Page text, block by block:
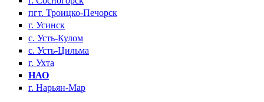
пгт. Троицко-Печорск
г. Усинск
с. Усть-Кулом
с. Усть-Цильма
г. Ухта
НАО
г. Нарьян-Мар